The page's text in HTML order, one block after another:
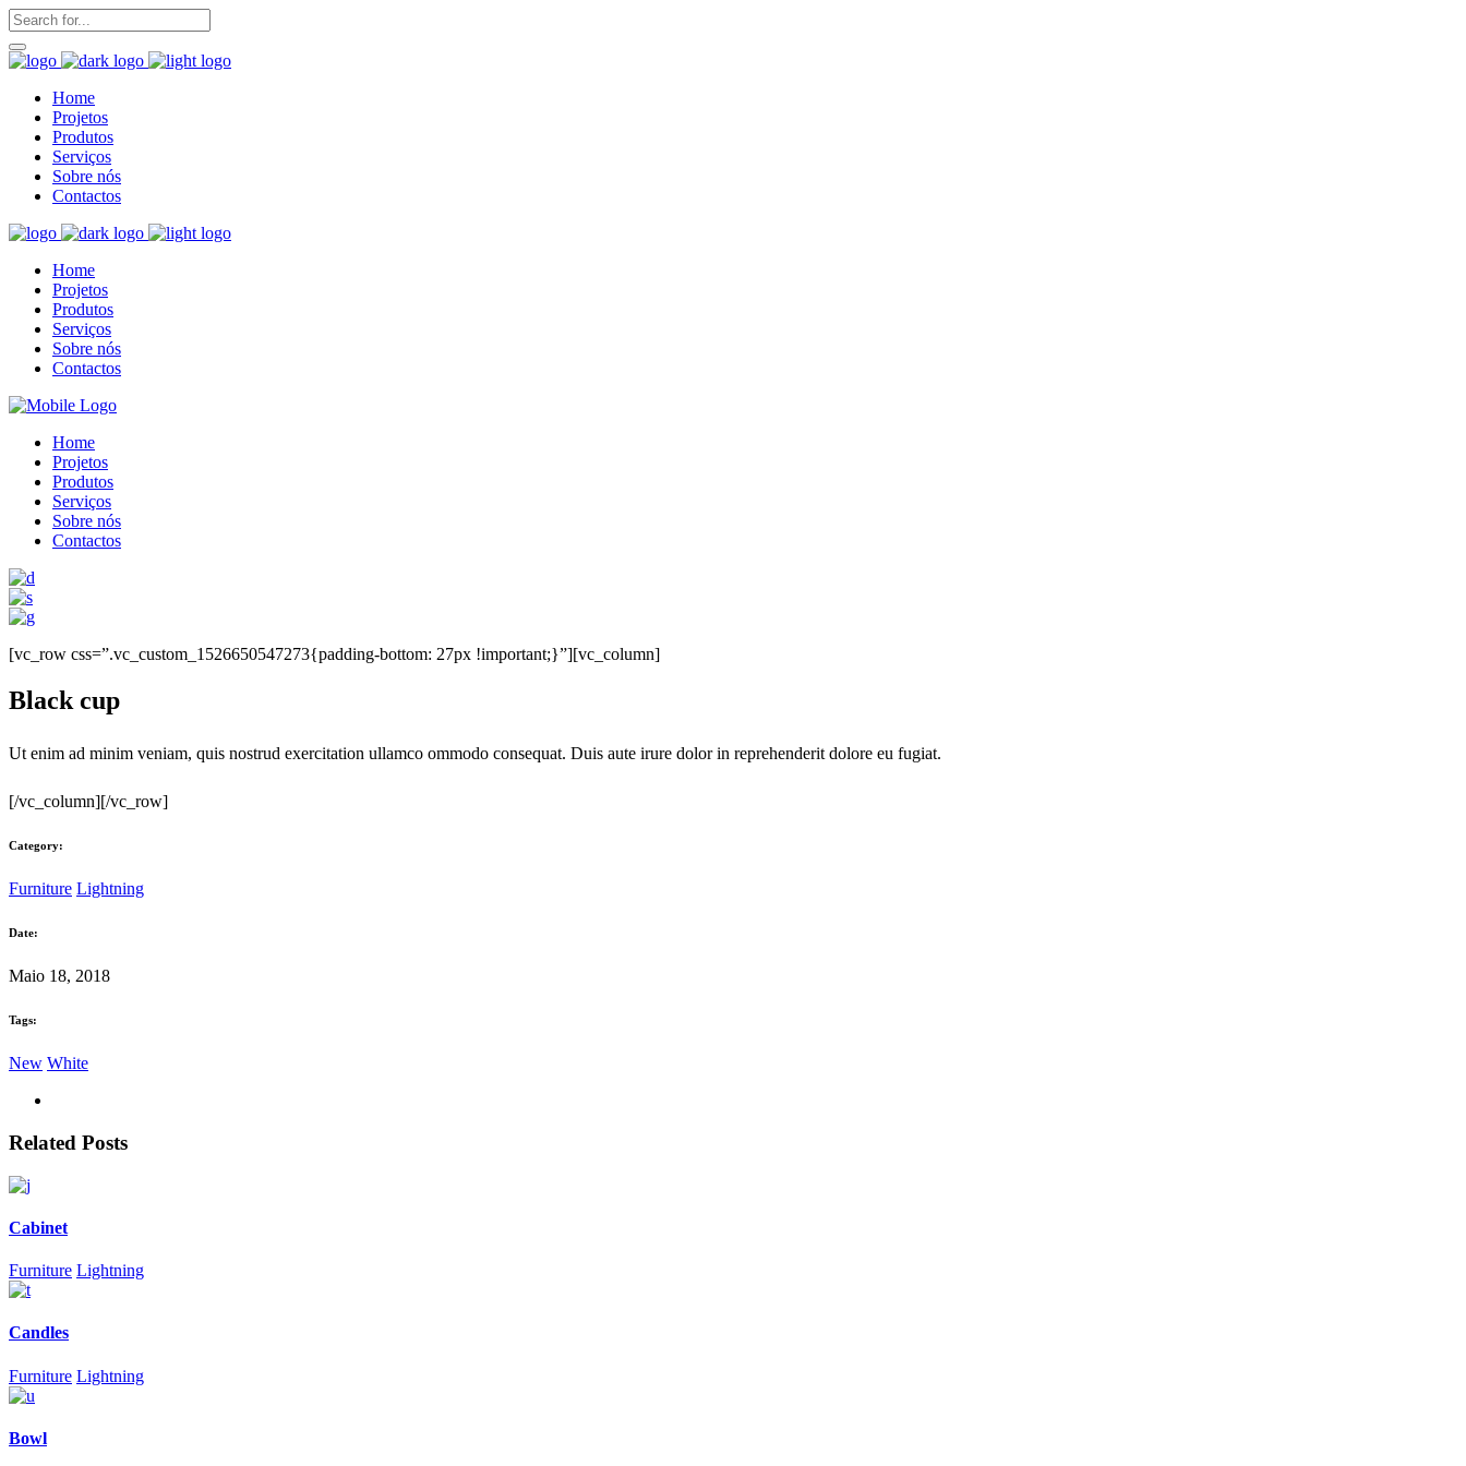
Home
Projetos
Produtos
Serviços
Sobre nós
Contactos
Home
Projetos
Produtos
Serviços
Sobre nós
Contactos
Home
Projetos
Produtos
Serviços
Sobre nós
Contactos
[vc_row css=”.vc_custom_1526650547273{padding-bottom: 27px !important;}”][vc_column]
Black cup
Ut enim ad minim veniam, quis nostrud exercitation ullamco ommodo consequat. Duis aute irure dolor in reprehenderit dolore eu fugiat.
[/vc_column][/vc_row]
Category:
Furniture Lightning
Date:
Maio 18, 2018
Tags:
New White
Related Posts
Cabinet
Furniture Lightning
Candles
Furniture Lightning
Bowl